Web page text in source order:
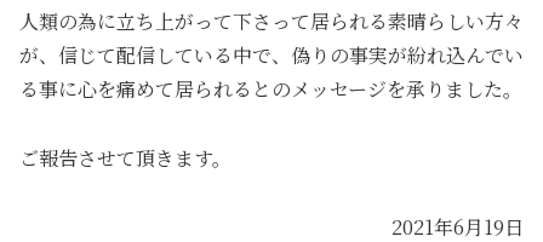
人類の為に立ち上がって下さって居られる素晴らしい方々
が、信じて配信している中で、偽りの事実が紛れ込んでい
る事に心を痛めて居られるとのメッセージを承りました。
ご報告させて頂きます。
2021年6月19日